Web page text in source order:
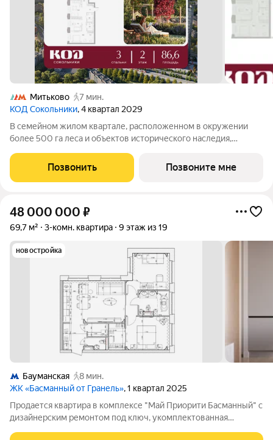
Митьково
7 мин.
КОД Сокольники, 4 квартал 2029
В семейном жилом квартале, расположенном в окружении
более 500 га леса и объектов исторического наследия,
отделки. Квартира расположена на 2 этаже 39-этажного
корпуса 2.1 жилого квартала
Позвонить Позвоните мне
48 000 000 ₽
69,7 м² 3-комн. квартира 9 этаж из 19
новостройка
Бауманская
8 мин.
ЖК «Басманный от Гранель», 1 квартал 2025
Продается квартира в комплексе "Май Приорити Басманный" с
дизайнерским ремонтом под ключ, укомплектованная